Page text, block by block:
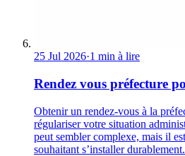
25 Jul 2026·1 min à lire
Rendez vous préfecture
Obtenir un rendez-vous à la
régulariser votre situation
peut sembler complexe, mais il
souhaitant s’installer